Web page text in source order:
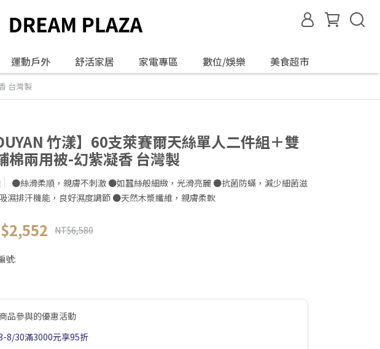
運動戶外 舒活家居 家電專區 數位/娛樂 美食超市
台灣製
竹漾】60支萊賽爾天絲單人二件組＋雙
棉兩用被-幻紫凝香 台灣製
●絲滑柔順，親膚不刺激 ●如蠶絲般細緻，光滑亮麗 ●抗菌防蟎，減少細菌滋
濕排汗機能，良好濕度調節 ●天然木漿纖維，親膚柔軟
NT$6,580
號:
品參與的優惠活動
8/30滿3000元享95折